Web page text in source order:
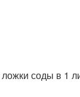
соды в 1